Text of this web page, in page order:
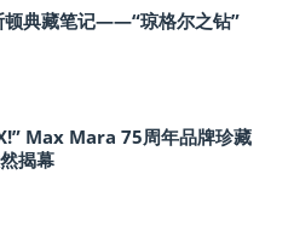
顿典藏笔记——“琼格尔之钻”
Max Mara 75周年品牌珍藏
揭幕